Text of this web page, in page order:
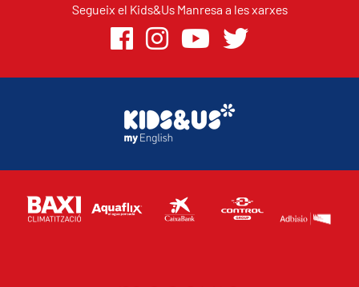
Segueix el Kids&Us Manresa a les xarxes